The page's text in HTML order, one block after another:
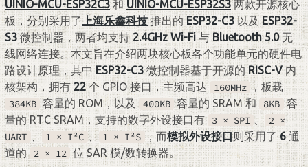
UINIO-MCU-ESP32C3和 UINIO-MCU-ESP32S3两款开源核心
板，分别采用了上海乐鑫科技推出的ESP32-C3 以及ESP32-
S3微控制器，两者均支持2.4GHz Wi-Fi与Bluetooth 5.0无
线网络连接。本文旨在介绍两块核心板各个功能单元的硬件电
路设计原理，其中ESP32-C3微控制器基于开源的RISC-V内
核架构，拥有22个 GPIO 接口，主频高达 160MHz ，板载
384KB 容量的 ROM，以及 400KB 容量的 SRAM 和 8KB 容
量的 RTC SRAM，支持的数字外设接口有 3 × SPI 、 2 ×
UART
、 1 × I²C 、 1 × I²S ，而模拟外设接口则采用了6通
道的 2 × 12 位 SAR 模/数转换器。